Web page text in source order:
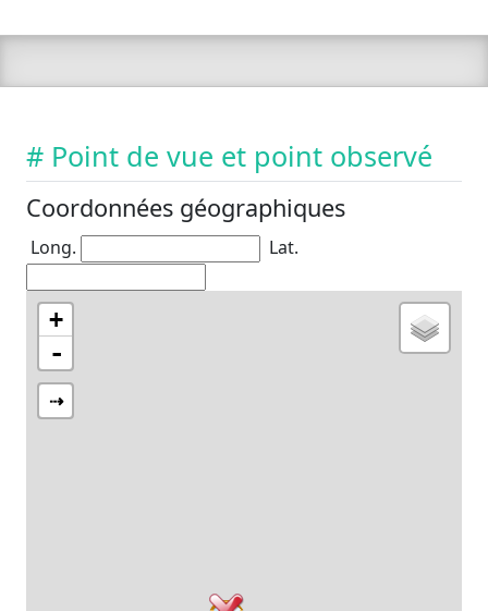
# Point de vue et point observé
Coordonnées géographiques
Long. Lat.
+
-
⇢